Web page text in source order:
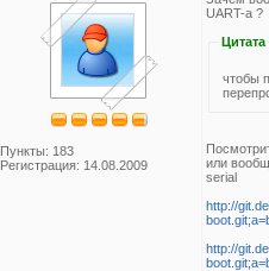
Пункты: 183
Регистрация: 14.08.2009
UART-а ?
Цитата
чтобы
или
serial
http://
http://